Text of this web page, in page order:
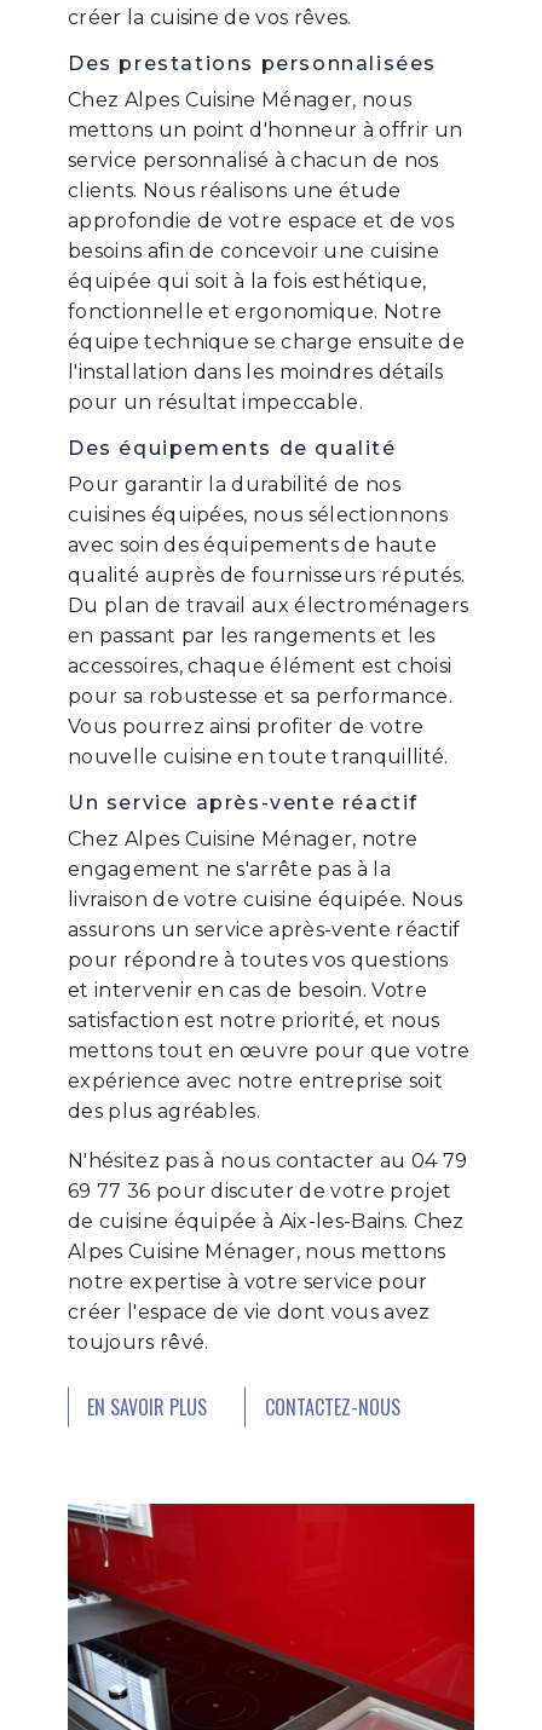
créer la cuisine de vos rêves.
Des prestations personnalisées
Chez Alpes Cuisine Ménager, nous
mettons un point d'honneur à offrir un
service personnalisé à chacun de nos
clients. Nous réalisons une étude
approfondie de votre espace et de vos
besoins afin de concevoir une cuisine
équipée qui soit à la fois esthétique,
fonctionnelle et ergonomique. Notre
équipe technique se charge ensuite de
l'installation dans les moindres détails
pour un résultat impeccable.
Des équipements de qualité
Pour garantir la durabilité de nos
cuisines équipées, nous sélectionnons
avec soin des équipements de haute
qualité auprès de fournisseurs réputés.
Du plan de travail aux électroménagers
en passant par les rangements et les
accessoires, chaque élément est choisi
pour sa robustesse et sa performance.
Vous pourrez ainsi profiter de votre
nouvelle cuisine en toute tranquillité.
Un service après-vente réactif
Chez Alpes Cuisine Ménager, notre
engagement ne s'arrête pas à la
livraison de votre cuisine équipée. Nous
assurons un service après-vente réactif
pour répondre à toutes vos questions
et intervenir en cas de besoin. Votre
satisfaction est notre priorité, et nous
mettons tout en œuvre pour que votre
expérience avec notre entreprise soit
des plus agréables.
N'hésitez pas à nous contacter au 04 79
69 77 36 pour discuter de votre projet
de cuisine équipée à Aix-les-Bains. Chez
Alpes Cuisine Ménager, nous mettons
notre expertise à votre service pour
créer l'espace de vie dont vous avez
toujours rêvé.
EN SAVOIR PLUS CONTACTEZ-NOUS